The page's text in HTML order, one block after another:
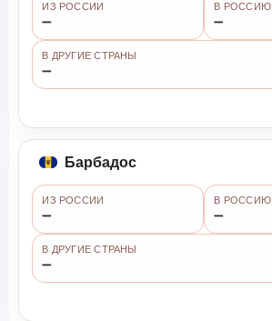
ИЗ РОССИИ
➖
В РОССИЮ
➖
В ДРУГИЕ СТРАНЫ
➖
Барбадос
ИЗ РОССИИ
➖
В РОССИЮ
➖
В ДРУГИЕ СТРАНЫ
➖